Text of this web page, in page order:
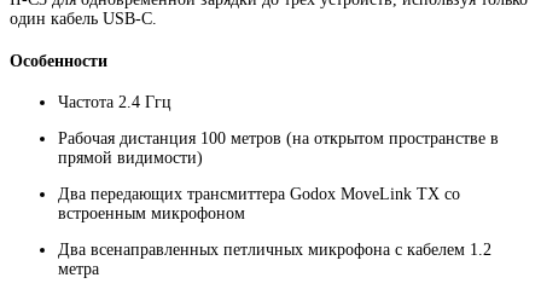
один кабель USB-C.
Особенности
Частота 2.4 Ггц
Рабочая дистанция 100 метров (на открытом пространстве в
прямой видимости)
Два передающих трансмиттера Godox MoveLink TX со
встроенным микрофоном
Два всенаправленных петличных микрофона с кабелем 1.2
метра